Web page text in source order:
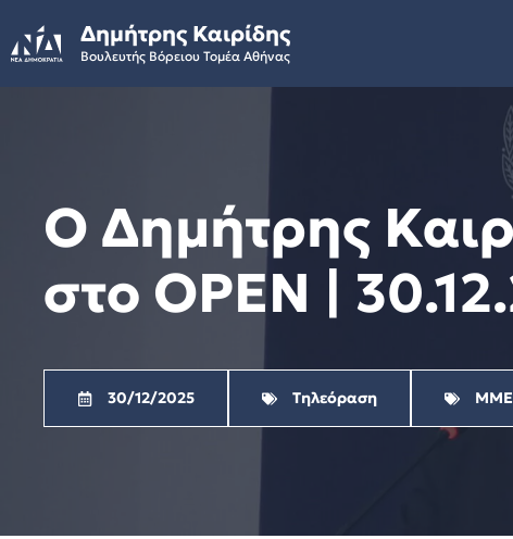
to
content
Δημήτρης Καιρίδης
Βουλευτής Βόρειου Τομέα Αθήνας
Ο Δημήτρης
στο OPEN |
30/12/2025 Τηλεόραση ΜΜΕ